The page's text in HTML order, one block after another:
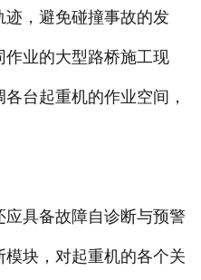
，避免碰撞事故的发
业的大型路桥施工现
台起重机的作业空间，
具备故障自诊断与预警
块，对起重机的各个关